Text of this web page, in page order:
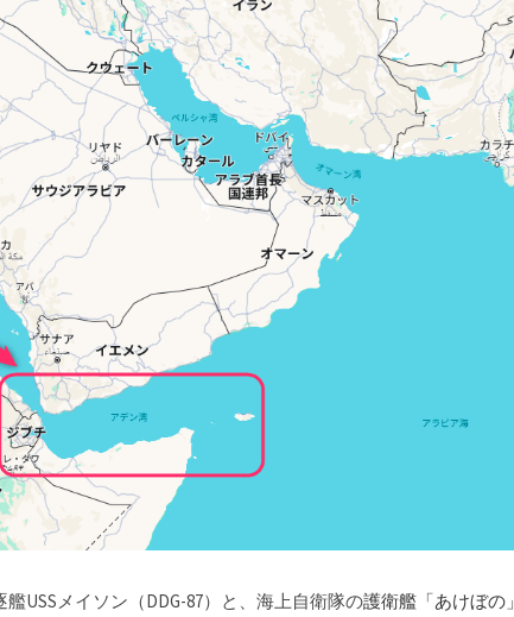
USSメイソン（DDG-87）と、海上自衛隊の護衛艦「あけぼの」